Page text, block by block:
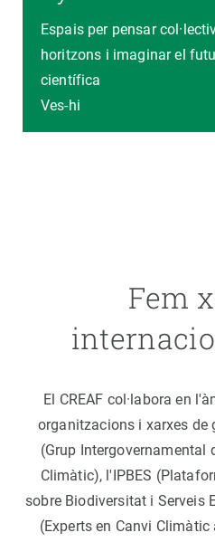
Espais per pensar
horitzons i imaginar el
científica
Ves-hi
Fem
El CREAF col·labora en
organitzacions i xarxes de
(Grup Intergovernamental
Climàtic), l'IPBES
sobre Biodiversitat i Serveis
(Experts en Canvi